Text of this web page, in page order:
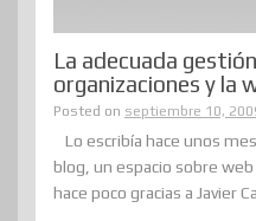
La adecuada
organizaciones y la
Posted on septiembre 10,
Lo escribía hace unos
blog, un espacio sobre
hace poco gracias a Javier